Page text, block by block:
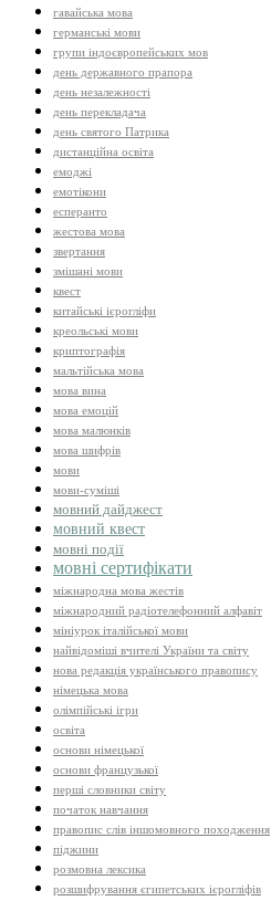
гавайська мова
германські мови
групи індоєвропейських мов
день державного прапора
день незалежності
день перекладача
день святого Патрика
дистанційна освіта
емоджі
емотікони
есперанто
жестова мова
звертання
змішані мови
квест
китайські ієрогліфи
креольські мови
криптографія
мальтійська мова
мова вина
мова емоцій
мова малюнків
мова шифрів
мови
мови-суміші
мовний дайджест
мовний квест
мовні події
мовні сертифікати
міжнародна мова жестів
міжнародний радіотелефонний алфавіт
мініурок італійської мови
найвідоміші вчителі України та світу
нова редакція українського правопису
німецька мова
олімпійські ігри
освіта
основи німецької
основи французької
перші словники світу
початок навчання
правопис слів іншомовного походження
піджини
розмовна лексика
розшифрування єгипетських ієрогліфів